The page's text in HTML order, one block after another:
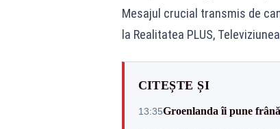
Mesajul crucial transmis de
la Realitatea PLUS,
CITEȘTE ȘI
13:35Groenlanda îi pune